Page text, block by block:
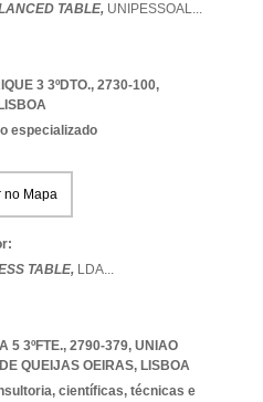
TABLE, UNIPESSOAL...
3 3ºDTO., 2730-100,
LISBOA
especializado
no Mapa
TABLE, LDA...
5 3ºFTE., 2790-379, UNIAO
QUEIJAS OEIRAS, LISBOA
científicas, técnicas e